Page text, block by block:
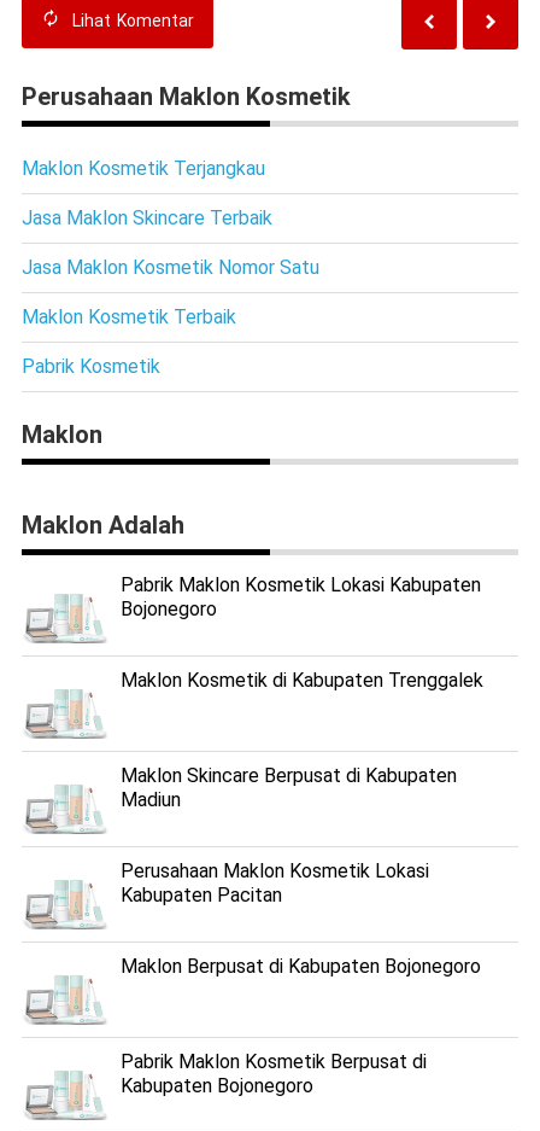
Lihat Komentar
Perusahaan Maklon Kosmetik
Maklon Kosmetik Terjangkau
Jasa Maklon Skincare Terbaik
Jasa Maklon Kosmetik Nomor Satu
Maklon Kosmetik Terbaik
Pabrik Kosmetik
Maklon
Maklon Adalah
Pabrik Maklon Kosmetik Lokasi Kabupaten
Bojonegoro
Maklon Kosmetik di Kabupaten Trenggalek
Maklon Skincare Berpusat di Kabupaten
Madiun
Perusahaan Maklon Kosmetik Lokasi
Kabupaten Pacitan
Maklon Berpusat di Kabupaten Bojonegoro
Pabrik Maklon Kosmetik Berpusat di
Kabupaten Bojonegoro